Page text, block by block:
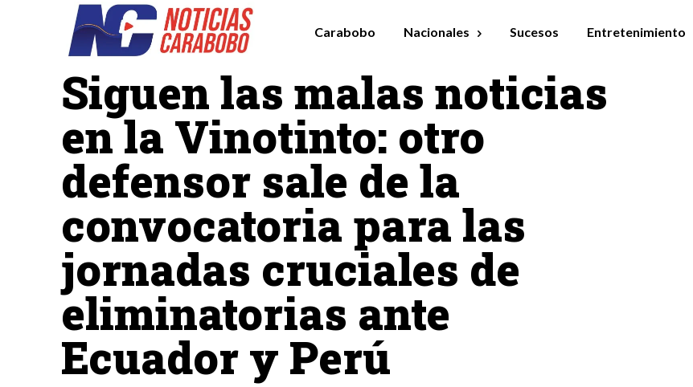
Carabobo Nacionales Sucesos Entretenimiento
Deportes Destacadas
Siguen las malas noticias
en la Vinotinto: otro
defensor sale de la
convocatoria para las
jornadas cruciales de
eliminatorias ante
Ecuador y Perú